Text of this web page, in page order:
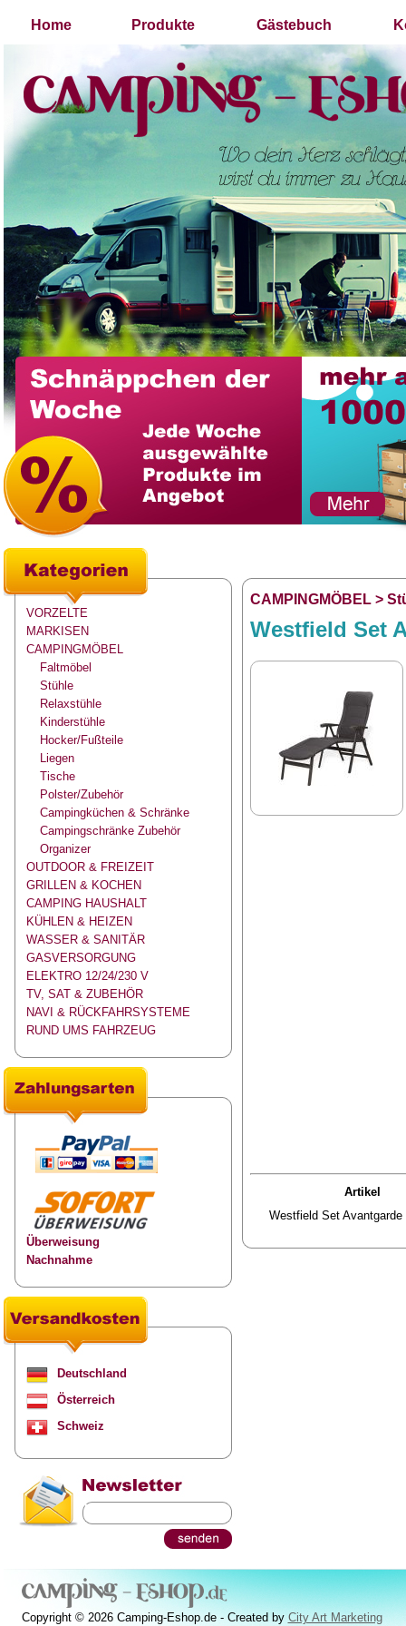
Home Produkte Gästebuch
VORZELTE
MARKISEN
CAMPINGMÖBEL
Faltmöbel
Stühle
Relaxstühle
Kinderstühle
Hocker/Fußteile
Liegen
Tische
Polster/Zubehör
Campingküchen & Schränke
Campingschränke Zubehör
Organizer
OUTDOOR & FREIZEIT
GRILLEN & KOCHEN
CAMPING HAUSHALT
KÜHLEN & HEIZEN
WASSER & SANITÄR
GASVERSORGUNG
ELEKTRO 12/24/230 V
TV, SAT & ZUBEHÖR
NAVI & RÜCKFAHRSYSTEME
RUND UMS FAHRZEUG
Überweisung
Nachnahme
Deutschland
Österreich
Schweiz
CAMPINGMÖBEL>
Westfield Set
Artikel
Westfield Set Avantgarde
Copyright © 2026 Camping-Eshop.de - Created by City Art Marketing